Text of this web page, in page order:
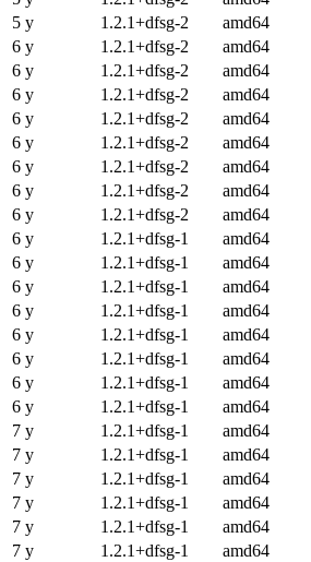
5 y
1.2.1+dfsg-2 amd64
6 y
1.2.1+dfsg-2 amd64
6 y
1.2.1+dfsg-2 amd64
6 y
1.2.1+dfsg-2 amd64
6 y
1.2.1+dfsg-2 amd64
6 y
1.2.1+dfsg-2 amd64
6 y
1.2.1+dfsg-2 amd64
6 y
1.2.1+dfsg-2 amd64
6 y
1.2.1+dfsg-2 amd64
6 y
1.2.1+dfsg-1 amd64
6 y
1.2.1+dfsg-1 amd64
6 y
1.2.1+dfsg-1 amd64
6 y
1.2.1+dfsg-1 amd64
6 y
1.2.1+dfsg-1 amd64
6 y
1.2.1+dfsg-1 amd64
6 y
1.2.1+dfsg-1 amd64
6 y
1.2.1+dfsg-1 amd64
7 y
1.2.1+dfsg-1 amd64
7 y
1.2.1+dfsg-1 amd64
7 y
1.2.1+dfsg-1 amd64
7 y
1.2.1+dfsg-1 amd64
7 y
1.2.1+dfsg-1 amd64
7 y
1.2.1+dfsg-1 amd64